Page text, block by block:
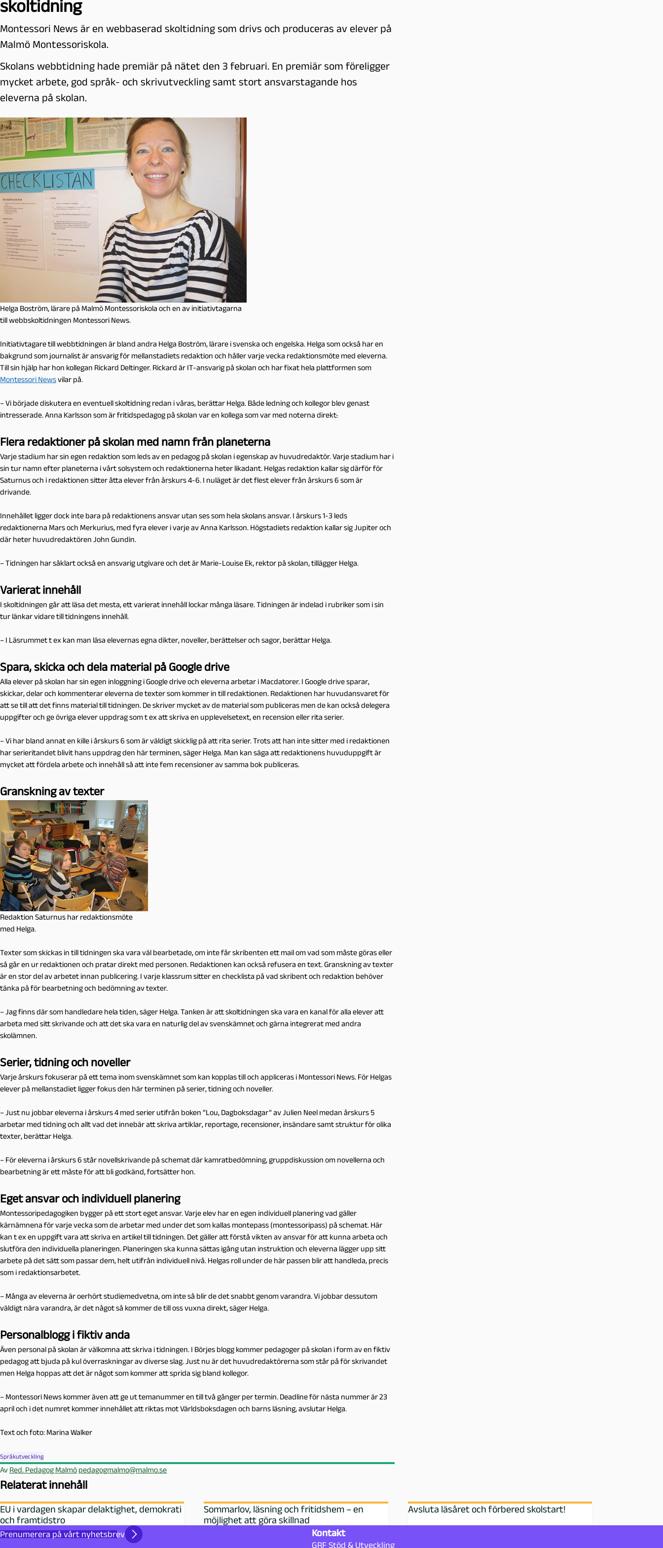
l
ö
skoltidning
Montessori News är en webbaserad skoltidning som drivs och produceras av elever på
Malmö Montessoriskola.
Skolans webbtidning hade premiär på nätet den 3 februari. En premiär som föreligger
mycket arbete, god språk- och skrivutveckling samt stort ansvarstagande hos
eleverna på skolan.
Helga Boström, lärare på Malmö Montessoriskola och en av initiativtagarna
till webbskoltidningen Montessori News.
Initiativtagare till webbtidningen är bland andra Helga Boström, lärare i svenska och engelska. Helga som också har en
bakgrund som journalist är ansvarig för mellanstadiets redaktion och håller varje vecka redaktionsmöte med eleverna.
Till sin hjälp har hon kollegan Rickard Deltinger. Rickard är IT-ansvarig på skolan och har fixat hela plattformen som
Montessori Newsvilar på.
– Vi började diskutera en eventuell skoltidning redan i våras, berättar Helga. Både ledning och kollegor blev genast
intresserade. Anna Karlsson som är fritidspedagog på skolan var en kollega som var med noterna direkt.
Flera redaktioner på skolan med namn från planeterna
Varje stadium har sin egen redaktion som leds av en pedagog på skolan i egenskap av huvudredaktör. Varje stadium har i
sin tur namn efter planeterna i vårt solsystem och redaktionerna heter likadant. Helgas redaktion kallar sig därför för
Saturnus och i redaktionen sitter åtta elever från årskurs 4-6. I nuläget är det flest elever från årskurs 6 som är
drivande.
Innehållet ligger dock inte bara på redaktionens ansvar utan ses som hela skolans ansvar. I årskurs 1-3 leds
redaktionerna Mars och Merkurius, med fyra elever i varje av Anna Karlsson. Högstadiets redaktion kallar sig Jupiter och
där heter huvudredaktören John Gundin.
– Tidningen har såklart också en ansvarig utgivare och det är Marie-Louise Ek, rektor på skolan, tillägger Helga.
Varierat innehåll
I skoltidningen går att läsa det mesta, ett varierat innehåll lockar många läsare. Tidningen är indelad i rubriker som i sin
tur länkar vidare till tidningens innehåll.
– I Läsrummet t ex kan man läsa elevernas egna dikter, noveller, berättelser och sagor, berättar Helga.
Spara, skicka och dela material på Google drive
Alla elever på skolan har sin egen inloggning i Google drive och eleverna arbetar i Macdatorer. I Google drive sparar,
skickar, delar och kommenterar eleverna de texter som kommer in till redaktionen. Redaktionen har huvudansvaret för
att se till att det finns material till tidningen. De skriver mycket av de material som publiceras men de kan också delegera
uppgifter och ge övriga elever uppdrag som t ex att skriva en upplevelsetext, en recension eller rita serier.
– Vi har bland annat en kille i årskurs 6 som är väldigt skicklig på att rita serier. Trots att han inte sitter med i redaktionen
har serieritandet blivit hans uppdrag den här terminen, säger Helga. Man kan säga att redaktionens huvuduppgift är
mycket att fördela arbete och innehåll så att inte fem recensioner av samma bok publiceras.
Granskning av texter
Redaktion Saturnus har redaktionsmöte
med Helga.
Texter som skickas in till tidningen ska vara väl bearbetade, om inte får skribenten ett mail om vad som måste göras eller
så går en ur redaktionen och pratar direkt med personen. Redaktionen kan också refusera en text. Granskning av texter
är en stor del av arbetet innan publicering. I varje klassrum sitter en checklista på vad skribent och redaktion behöver
tänka på för bearbetning och bedömning av texter.
– Jag finns där som handledare hela tiden, säger Helga. Tanken är att skoltidningen ska vara en kanal för alla elever att
arbeta med sitt skrivande och att det ska vara en naturlig del av svenskämnet och gärna integrerat med andra
skolämnen.
Serier, tidning och noveller
Varje årskurs fokuserar på ett tema inom svenskämnet som kan kopplas till och appliceras i Montessori News. För Helgas
elever på mellanstadiet ligger fokus den här terminen på serier, tidning och noveller.
– Just nu jobbar eleverna i årskurs 4 med serier utifrån boken ”Lou, Dagboksdagar” av Julien Neel medan årskurs 5
arbetar med tidning och allt vad det innebär att skriva artiklar, reportage, recensioner, insändare samt struktur för olika
texter, berättar Helga.
– För eleverna i årskurs 6 står novellskrivande på schemat där kamratbedömning, gruppdiskussion om novellerna och
bearbetning är ett måste för att bli godkänd, fortsätter hon.
Eget ansvar och individuell planering
Montessoripedagogiken bygger på ett stort eget ansvar. Varje elev har en egen individuell planering vad gäller
kärnämnena för varje vecka som de arbetar med under det som kallas montepass (montessoripass) på schemat. Här
kan t ex en uppgift vara att skriva en artikel till tidningen. Det gäller att förstå vikten av ansvar för att kunna arbeta och
slutföra den individuella planeringen. Planeringen ska kunna sättas igång utan instruktion och eleverna lägger upp sitt
arbete på det sätt som passar dem, helt utifrån individuell nivå. Helgas roll under de här passen blir att handleda, precis
som i redaktionsarbetet.
– Många av eleverna är oerhört studiemedvetna, om inte så blir de det snabbt genom varandra. Vi jobbar dessutom
väldigt nära varandra, är det något så kommer de till oss vuxna direkt, säger Helga.
Personalblogg i fiktiv anda
Även personal på skolan är välkomna att skriva i tidningen. I Börjes blogg kommer pedagoger på skolan i form av en fiktiv
pedagog att bjuda på kul överraskningar av diverse slag. Just nu är det huvudredaktörerna som står på för skrivandet
men Helga hoppas att det är något som kommer att sprida sig bland kollegor.
– Montessori News kommer även att ge ut temanummer en till två gånger per termin. Deadline för nästa nummer är 23
april och i det numret kommer innehållet att riktas mot Världsboksdagen och barns läsning, avslutar Helga.
Text och foto: Marina Walker
Språkutveckling
Av Red. Pedagog Malmö pedagogmalmo@malmo.se
Relaterat innehåll
EU i vardagen skapar delaktighet, demokrati
och framtidstro
Sommarlov, läsning och fritidshem – en
möjlighet att göra skillnad
Avsluta läsåret och förbered skolstart!
Prenumerera på vårt nyhetsbrev Kontakt
GRF Stöd & Utveckling